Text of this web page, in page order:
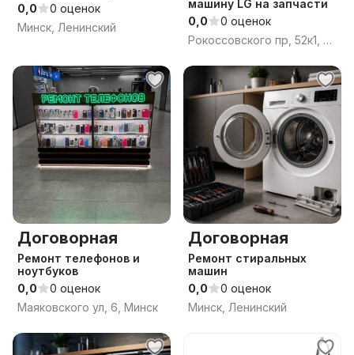
0,0
0 оценок
Минск, Ленинский
машину LG на запчасти
0,0
0 оценок
Рокоссовского пр, 52к1, Минск
Договорная
Ремонт телефонов и
ноутбуков
0,0
0 оценок
Маяковского ул, 6, Минск
Договорная
Ремонт стиральных
машин
0,0
0 оценок
Минск, Ленинский